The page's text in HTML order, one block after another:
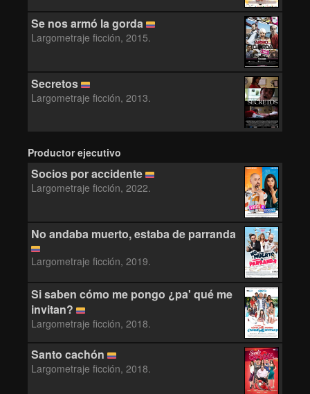
Se nos armó la gorda
Largometraje ficción, 2015.
Secretos
Largometraje ficción, 2013.
Productor ejecutivo
Socios por accidente
Largometraje ficción, 2022.
No andaba muerto, estaba de parranda
Largometraje ficción, 2019.
Si saben cómo me pongo ¿pa' qué me
invitan?
Largometraje ficción, 2018.
Santo cachón
Largometraje ficción, 2018.